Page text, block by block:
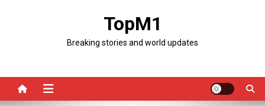
TopM1
Breaking stories and world updates